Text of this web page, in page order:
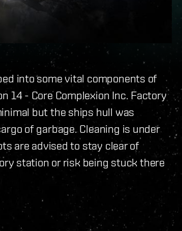
into some vital components of
14 - Core Complexion Inc. Factory
but the ships hull was
of garbage. Cleaning is under
are advised to stay clear of
station or risk being stuck there